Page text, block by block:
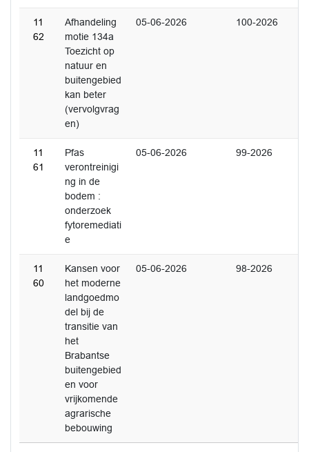
11
62
Afhandeling
motie 134a
Toezicht op
natuur en
buitengebied
kan beter
(vervolgvrag
en)
05-06-2026 100-2026
11
61
Pfas
verontreinigi
ng in de
bodem :
onderzoek
fytoremediati
e
05-06-2026 99-2026
11
60
Kansen voor
het moderne
landgoedmo
del bij de
transitie van
het
Brabantse
buitengebied
en voor
vrijkomende
agrarische
bebouwing
05-06-2026 98-2026